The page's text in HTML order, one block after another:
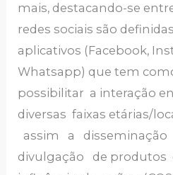
mais, destacando-se
redes sociais são
aplicativos (Facebook,
Whatsapp) que tem
possibilitar a interação
diversas faixas etárias/
assim a disseminação
divulgação de produtos